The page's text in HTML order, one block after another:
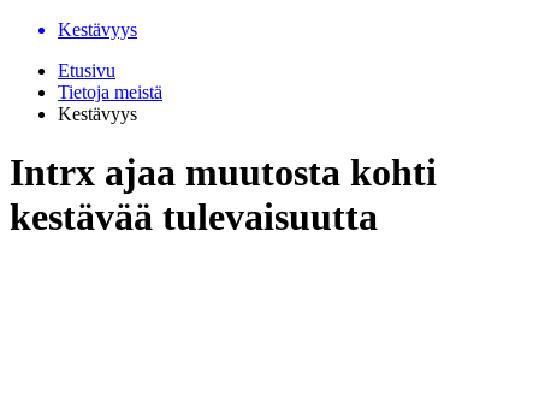
Kestävyys
Etusivu
Tietoja meistä
Kestävyys
Intrx ajaa muutosta kohti
kestävää tulevaisuutta